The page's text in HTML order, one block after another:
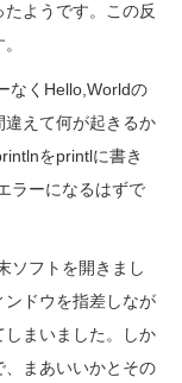
ようです。この反
なくHello,Worldの
えて何が起きるか
をprintlに書き
ラーになるはずで
ソフトを開きまし
ドウを指差しなが
しまいました。しか
、まあいいかとその